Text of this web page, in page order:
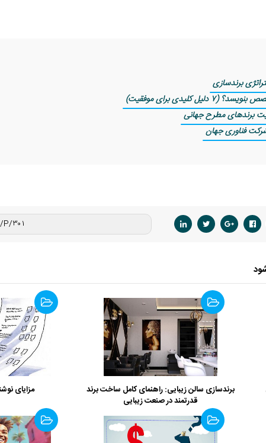
برندسازی
کلیدی برای موفقیت)
برندهای مطرح جهانی
شرکت فناوری جهان
برندسازی سالن زیبایی: راهنمای کامل ساخت برند
قدرتمند در صنعت زیبایی
مزایای